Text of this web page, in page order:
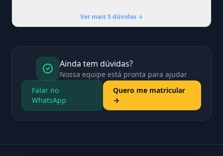
Ver mais 5 dúvidas ↓
Ainda tem dúvidas?
Nossa equipe está pronta para ajudar
Falar no
WhatsApp
Quero me matricular
→